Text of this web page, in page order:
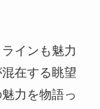
インも魅力
在する眺望
力を物語っ